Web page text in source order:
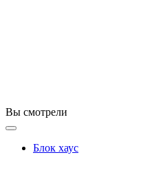
Вы смотрели
Блок хаус